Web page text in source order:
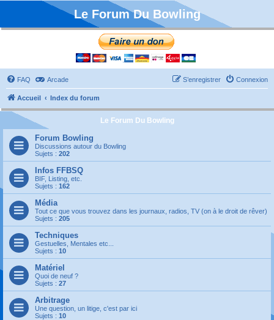
Le Forum Du Bowling
FAQ Arcade Connexion
S’enregistrer
Accueil Index du forum
Le Forum Du Bowling
Forum Bowling
Discussions autour du Bowling
Sujets : 202
Infos FFBSQ
BIF, Listing, etc.
Sujets : 162
Média
Tout ce que vous trouvez dans les journaux, radios, TV (on à le droit de rêver)
Sujets : 205
Techniques
Gestuelles, Mentales etc...
Sujets : 10
Matériel
Quoi de neuf ?
Sujets : 27
Arbitrage
Une question, un litige, c'est par ici
Sujets : 10